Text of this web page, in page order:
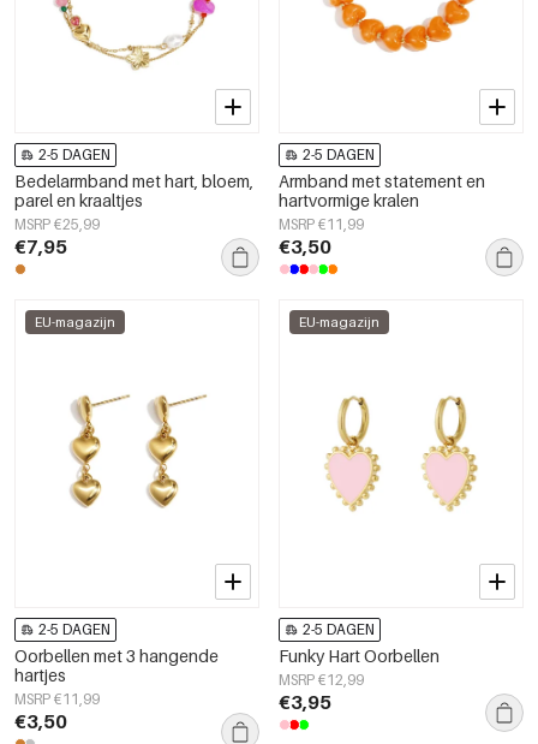
2-5 DAGEN
Bedelarmband met hart, bloem,
parel en kraaltjes
MSRP €25,99
€7,95
2-5 DAGEN
Armband met statement en
hartvormige kralen
MSRP €11,99
€3,50
EU-magazijn
2-5 DAGEN
Oorbellen met 3 hangende
hartjes
MSRP €11,99
€3,50
EU-magazijn
2-5 DAGEN
Funky Hart Oorbellen
MSRP €12,99
€3,95